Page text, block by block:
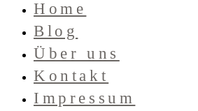
Home
Blog
Über uns
Kontakt
Impressum